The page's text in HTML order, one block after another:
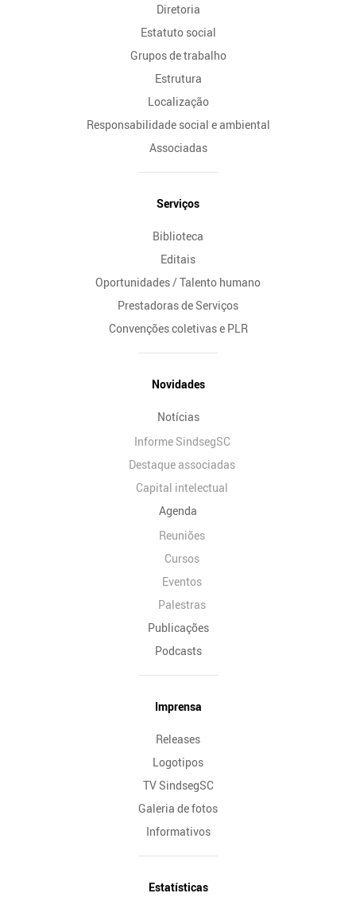
Diretoria
Estatuto social
Grupos de trabalho
Estrutura
Localização
Responsabilidade social e ambiental
Associadas
Serviços
Biblioteca
Editais
Oportunidades / Talento humano
Prestadoras de Serviços
Convenções coletivas e PLR
Novidades
Notícias
Informe SindsegSC
Destaque associadas
Capital intelectual
Agenda
Reuniões
Cursos
Eventos
Palestras
Publicações
Podcasts
Imprensa
Releases
Logotipos
TV SindsegSC
Galeria de fotos
Informativos
Estatísticas